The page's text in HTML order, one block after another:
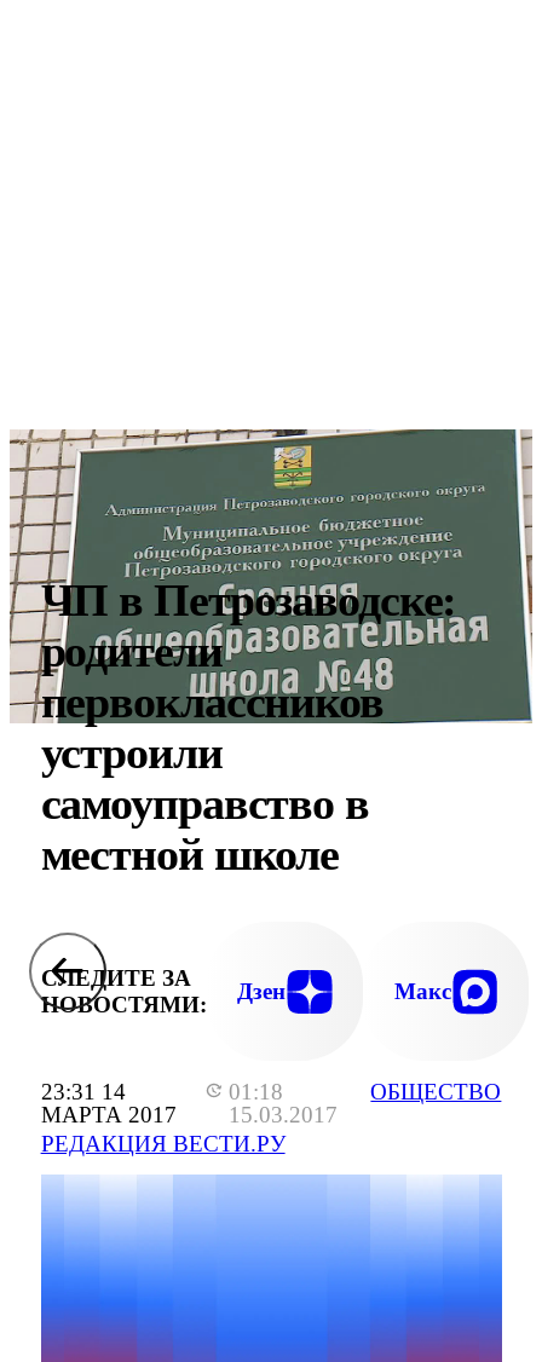
23:31 14
МАРТА 2017
01:18
15.03.2017
РЕДАКЦИЯ ВЕСТИ.РУ
ОБЩЕСТВО
ЧП в Петрозаводске:
родители
первоклассников
устроили
самоуправство в
местной школе
СЛЕДИТЕ ЗА
НОВОСТЯМИ:
Дзен Макс